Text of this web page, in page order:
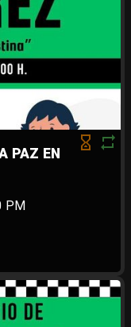
PAZ EN
PM